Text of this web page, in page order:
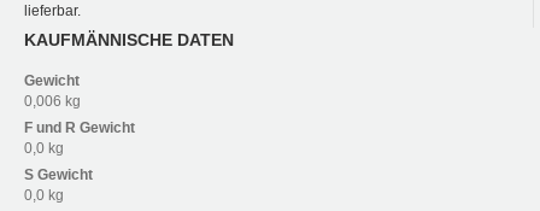
lieferbar.
KAUFMÄNNISCHE DATEN
Gewicht
0,006 kg
F und R Gewicht
0,0 kg
S Gewicht
0,0 kg